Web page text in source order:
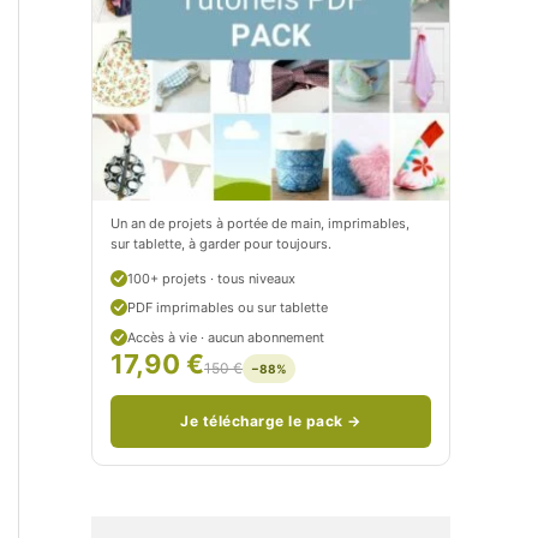
t
i
t
C
i
t
r
n
/
t
i
t
c
i
t
o
n
c
o
Un an de projets à portée de main, imprimables,
sur tablette, à garder pour toujours.
100+ projets · tous niveaux
PDF imprimables ou sur tablette
Accès à vie · aucun abonnement
17,90 €150 € −88%
Je télécharge le pack →